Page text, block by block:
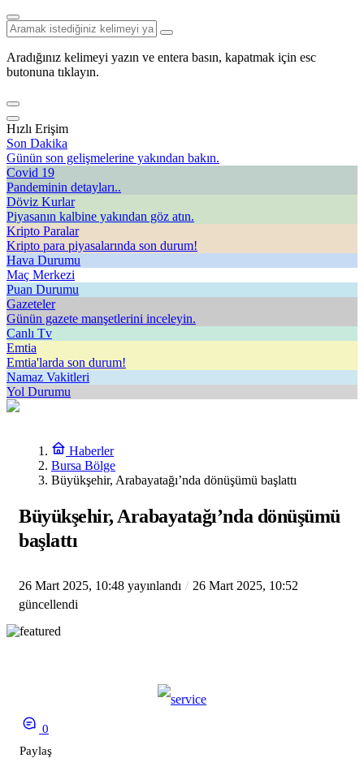
Aradığınız kelimeyi yazın ve entera basın, kapatmak için esc
butonuna tıklayın.
Hızlı Erişim
Son Dakika
Günün son gelişmelerine yakından bakın.
Covid 19
Pandeminin detayları..
Döviz Kurlar
Piyasanın kalbine yakından göz atın.
Kripto Paralar
Kripto para piyasalarında son durum!
Hava Durumu
Maç Merkezi
Puan Durumu
Gazeteler
Günün gazete manşetlerini inceleyin.
Canlı Tv
Emtia
Emtia'larda son durum!
Namaz Vakitleri
Yol Durumu
Haberler
Bursa Bölge
Büyükşehir, Arabayatağı’nda dönüşümü başlattı
Büyükşehir, Arabayatağı’nda dönüşümü
başlattı
26 Mart 2025, 10:48 yayınlandı
26 Mart 2025, 10:52
güncellendi
0
Paylaş